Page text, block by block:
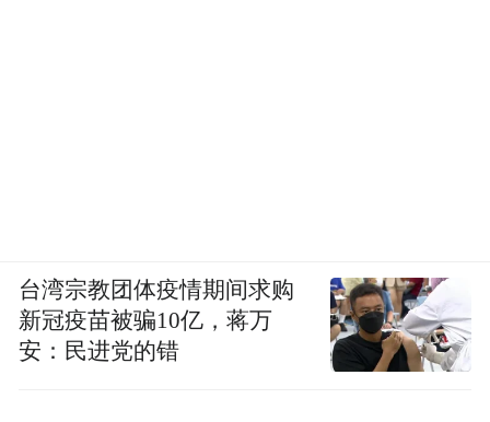
台湾宗教团体疫情期间求购
新冠疫苗被骗10亿，蒋万
安：民进党的错